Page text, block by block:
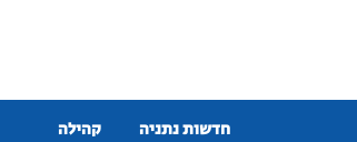
חדשות נתניה קהילה